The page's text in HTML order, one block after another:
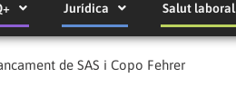
Jurídica Salut laboral
de SAS i Copo Fehrer